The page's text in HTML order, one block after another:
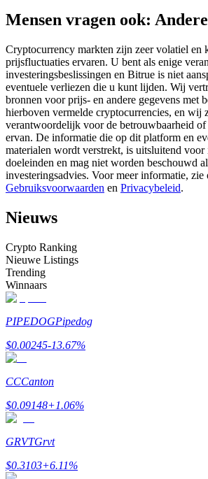
Word een Copy Trader
Informatie
Mensen vragen ook:
Cryptocurrency markten zijn zeer volatiel en
prijsfluctuaties ervaren. U bent als enige
investeringsbeslissingen en Bitrue is niet
eventuele verliezen die u kunt lijden. Wij
bronnen voor prijs- en andere gegevens met
hierboven vermelde cryptocurrencies, en wij
verantwoordelijk voor de betrouwbaarheid
ervan. De informatie die op dit platform en
materialen wordt verstrekt, is uitsluitend
doeleinden en mag niet worden beschouwd
investeringsadvies. Voor meer informatie, zie
Gebruiksvoorwaarden en Privacybeleid.
Nieuws
Crypto Ranking
Nieuwe Listings
Trending
Winnaars
PIPEDOGPipedog
$0.00245-13.67%
CCCanton
$0.09148+1.06%
GRVTGrvt
$0.3103+6.11%